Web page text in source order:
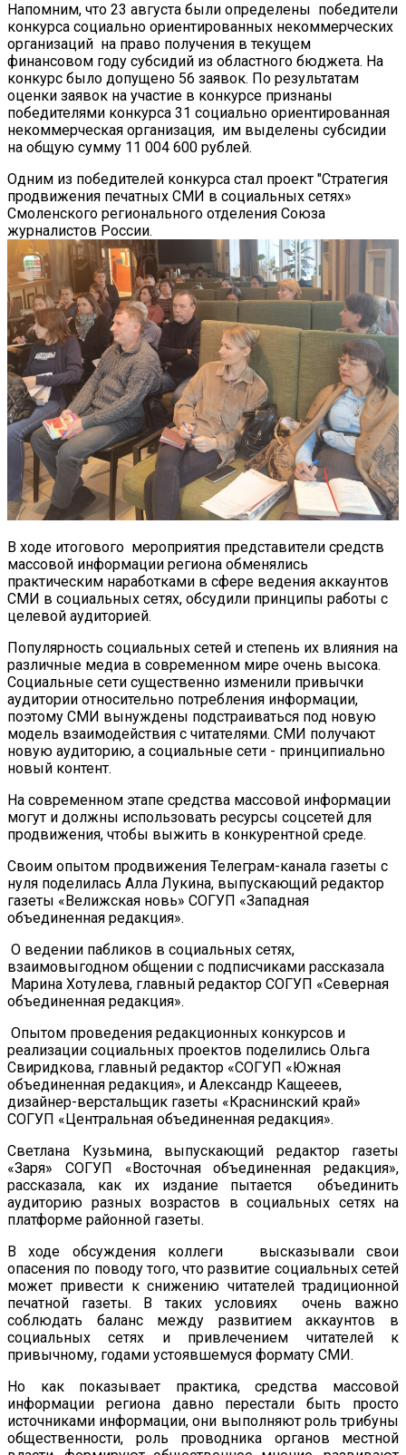
Напомним, что 23 августа были определены победители
конкурса социально ориентированных некоммерческих
организаций на право получения в текущем
финансовом году субсидий из областного бюджета. На
конкурс было допущено 56 заявок. По результатам
оценки заявок на участие в конкурсе признаны
победителями конкурса 31 социально ориентированная
некоммерческая организация, им выделены субсидии
на общую сумму 11 004 600 рублей.
Одним из победителей конкурса стал проект "Стратегия
продвижения печатных СМИ в социальных сетях»
Смоленского регионального отделения Союза
журналистов России.
В ходе итогового мероприятия представители средств
массовой информации региона обменялись
практическим наработками в сфере ведения аккаунтов
СМИ в социальных сетях, обсудили принципы работы с
целевой аудиторией.
Популярность социальных сетей и степень их влияния на
различные медиа в современном мире очень высока.
Социальные сети существенно изменили привычки
аудитории относительно потребления информации,
поэтому СМИ вынуждены подстраиваться под новую
модель взаимодействия с читателями. СМИ получают
новую аудиторию, а социальные сети - принципиально
новый контент.
На современном этапе средства массовой информации
могут и должны использовать ресурсы соцсетей для
продвижения, чтобы выжить в конкурентной среде.
Своим опытом продвижения Телеграм-канала газеты с
нуля поделилась Алла Лукина, выпускающий редактор
газеты «Велижская новь» СОГУП «Западная
объединенная редакция».
О ведении пабликов в социальных сетях,
взаимовыгодном общении с подписчиками рассказала
Марина Хотулева, главный редактор СОГУП «Северная
объединенная редакция».
Опытом проведения редакционных конкурсов и
реализации социальных проектов поделились Ольга
Свиридкова, главный редактор «СОГУП «Южная
объединенная редакция», и Александр Кащееев,
дизайнер-верстальщик газеты «Краснинский край»
СОГУП «Центральная объединенная редакция».
Светлана Кузьмина, выпускающий редактор газеты
«Заря» СОГУП «Восточная объединенная редакция»,
рассказала, как их издание пытается объединить
аудиторию разных возрастов в социальных сетях на
платформе районной газеты.
В ходе обсуждения коллеги высказывали свои
опасения по поводу того, что развитие социальных сетей
может привести к снижению читателей традиционной
печатной газеты. В таких условиях очень важно
соблюдать баланс между развитием аккаунтов в
социальных сетях и привлечением читателей к
привычному, годами устоявшемуся формату СМИ.
Но как показывает практика, средства массовой
информации региона давно перестали быть просто
источниками информации, они выполняют роль трибуны
общественности, роль проводника органов местной